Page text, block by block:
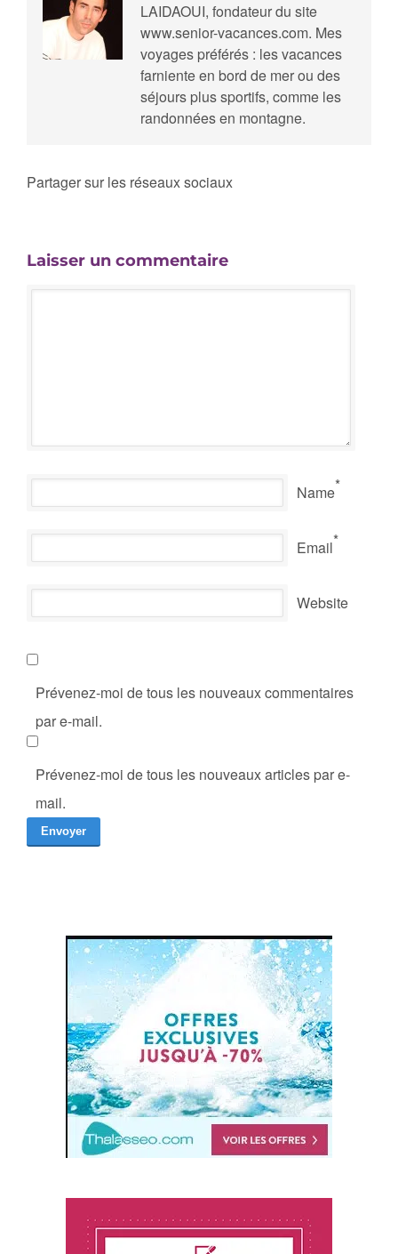
LAIDAOUI, fondateur du site
www.senior-vacances.com. Mes
voyages préférés : les vacances
farniente en bord de mer ou des
séjours plus sportifs, comme les
randonnées en montagne.
Partager sur les réseaux sociaux
Laisser un commentaire
Name*
Email*
Website
Prévenez-moi de tous les nouveaux commentaires
par e-mail.
Prévenez-moi de tous les nouveaux articles par e-
mail.